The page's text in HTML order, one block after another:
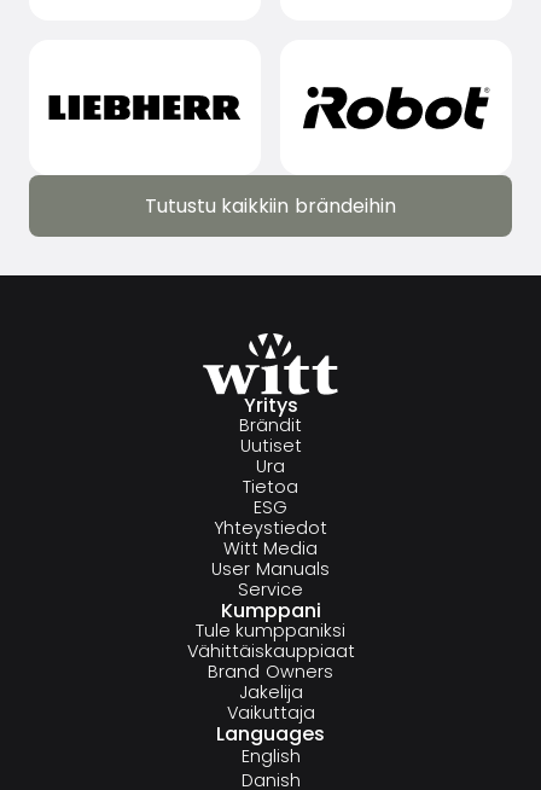
Tutustu kaikkiin brändeihin
Tutustu kaikkiin brändeihin
Yritys
Brändit
Uutiset
Ura
Tietoa
ESG
Yhteystiedot
Witt Media
User Manuals
Service
Kumppani
Tule kumppaniksi
Vähittäiskauppiaat
Brand Owners
Jakelija
Vaikuttaja
Languages
English
Danish